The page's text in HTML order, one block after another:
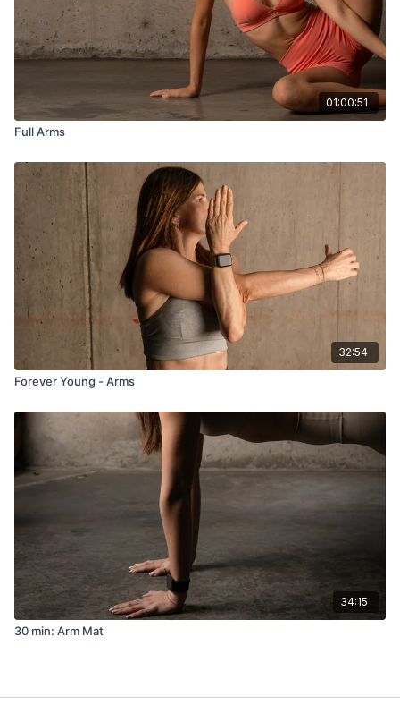
01:00:51
Full Arms
32:54
Forever Young - Arms
34:15
30 min: Arm Mat